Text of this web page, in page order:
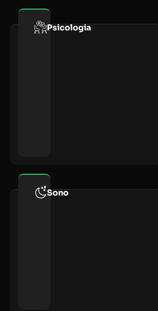
Psicologia
Sono